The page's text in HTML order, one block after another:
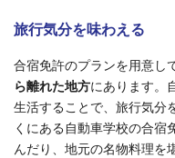
旅行気分を味わえる
合宿免許のプランを用意し
ら離れた地方にあります。
生活することで、旅行気分
くにある自動車学校の合宿
んだり、地元の名物料理を